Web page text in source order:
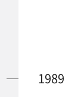
1989